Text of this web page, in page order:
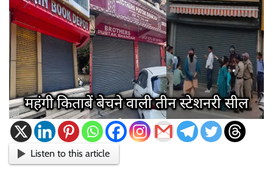
Listen to this article